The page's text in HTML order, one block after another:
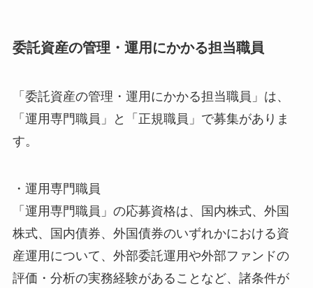
委託資産の管理・運用にかかる担当職員
「委託資産の管理・運用にかかる担当職員」は、
「運用専門職員」と「正規職員」で募集がありま
す。
・運用専門職員
「運用専門職員」の応募資格は、国内株式、外国
株式、国内債券、外国債券のいずれかにおける資
産運用について、外部委託運用や外部ファンドの
評価・分析の実務経験があることなど、諸条件が